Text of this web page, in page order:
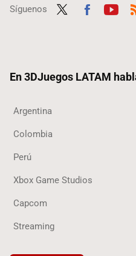
Síguenos
En 3DJuegos LATAM
Argentina
Colombia
Perú
Xbox Game Studios
Capcom
Streaming